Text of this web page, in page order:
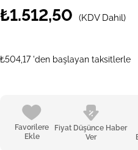
₺1.512,50 (KDV Dahil)
₺504,17 'den başlayan taksitlerle
Favorilere
Ekle
Fiyat Düşünce Haber
Ver